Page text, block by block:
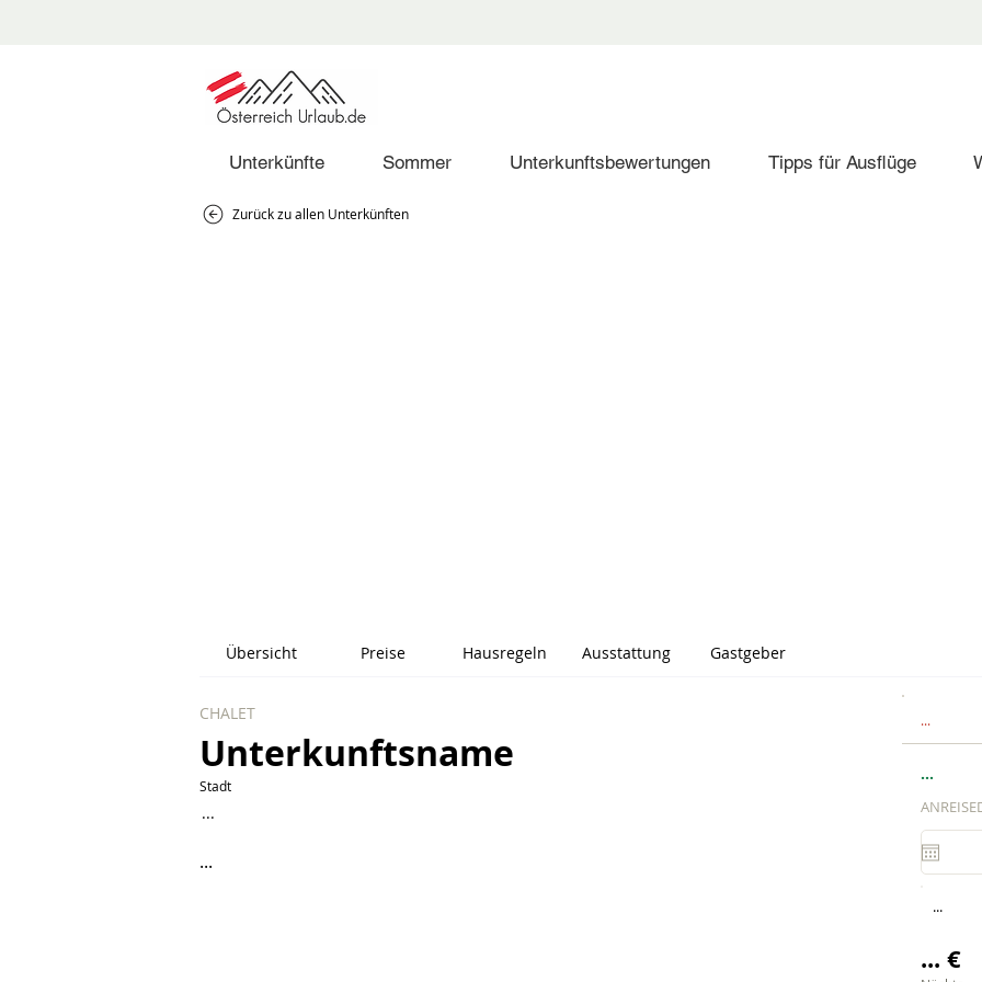
Unterkünfte Sommer Unterkunftsbewertungen Tipps für Ausflüge
Zurück zu allen Unterkünften
Übersicht Preise Hausregeln Ausstattung Gastgeber
CHALET
Unterkunftsname
Stadt
...
...
...
...
...
... €